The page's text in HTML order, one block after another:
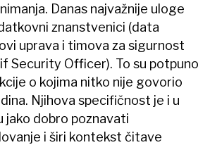
Danas najvažnije uloge
znanstvenici (data
uprava i timova za sigurnost
Security Officer). To su potpuno
o kojima nitko nije govorio
Njihova specifičnost je i u
jako dobro poznavati
i širi kontekst čitave